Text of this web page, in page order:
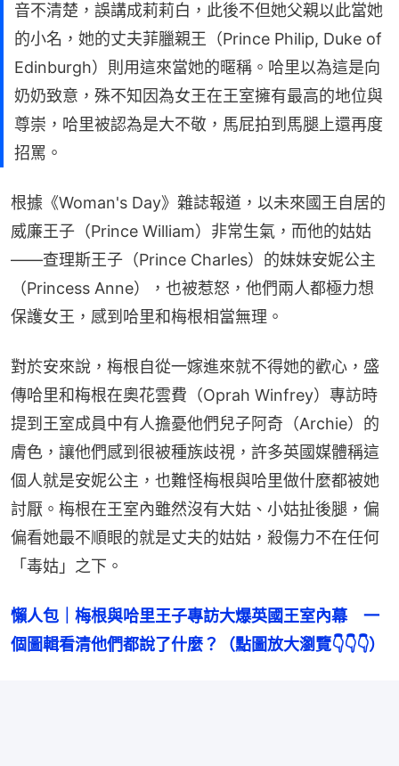
音不清楚，誤講成莉莉白，此後不但她父親以此當她
的小名，她的丈夫菲臘親王（Prince Philip, Duke of
Edinburgh）則用這來當她的暱稱。哈里以為這是向
奶奶致意，殊不知因為女王在王室擁有最高的地位與
尊崇，哈里被認為是大不敬，馬屁拍到馬腿上還再度
招罵。
根據《Woman's Day》雜誌報道，以未來國王自居的
威廉王子（Prince William）非常生氣，而他的姑姑
——查理斯王子（Prince Charles）的妹妹安妮公主
（Princess Anne），也被惹怒，他們兩人都極力想
保護女王，感到哈里和梅根相當無理。
對於安來說，梅根自從一嫁進來就不得她的歡心，盛
傳哈里和梅根在奧花雲費（Oprah Winfrey）專訪時
提到王室成員中有人擔憂他們兒子阿奇（Archie）的
膚色，讓他們感到很被種族歧視，許多英國媒體稱這
個人就是安妮公主，也難怪梅根與哈里做什麼都被她
討厭。梅根在王室內雖然沒有大姑、小姑扯後腿，偏
偏看她最不順眼的就是丈夫的姑姑，殺傷力不在任何
「毒姑」之下。
懶人包｜梅根與哈里王子專訪大爆英國王室內幕　一
個圖輯看清他們都說了什麼？（點圖放大瀏覽👇👇👇）